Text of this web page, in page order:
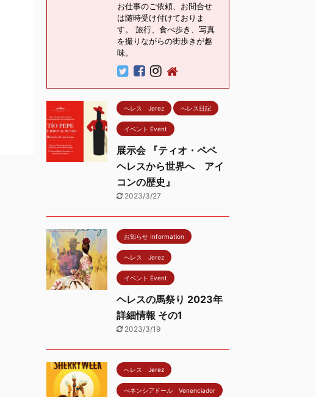
お仕事のご依頼、お問合せ
は随時受け付けておりま
す。 旅行、食べ歩き、写真
を撮りながらの街歩きが趣
味。
へレス Jerez へレス日記
イベント Event
展示会 『ティオ・ペペ
ヘレスから世界へ アイ
コンの歴史』
2023/3/27
お知らせ Information
へレス Jerez
イベント Event
ヘレスの馬祭り 2023年
詳細情報 その1
2023/3/19
へレス Jerez
べネンシアドール Venenciador